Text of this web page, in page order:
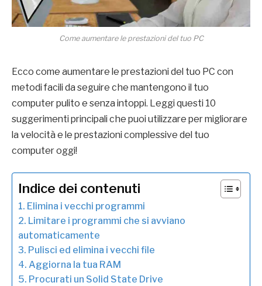
Come aumentare le prestazioni del tuo PC
Ecco come aumentare le prestazioni del tuo PC con
metodi facili da seguire che mantengono il tuo
computer pulito e senza intoppi. Leggi questi 10
suggerimenti principali che puoi utilizzare per migliorare
la velocità e le prestazioni complessive del tuo
computer oggi!
Indice dei contenuti
1. Elimina i vecchi programmi
2. Limitare i programmi che si avviano
automaticamente
3. Pulisci ed elimina i vecchi file
4. Aggiorna la tua RAM
5. Procurati un Solid State Drive